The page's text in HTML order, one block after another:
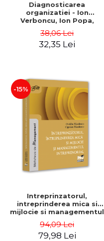
Diagnosticarea
organizatiei - Ion
Verboncu, Ion Popa,
38,06 Lei
32,35 Lei
-15%
Intreprinzatorul,
intreprinderea mica si
mijlocie si managementul
Nicolescu, Ciprian
Nicolescu
94,09 Lei
79,98 Lei